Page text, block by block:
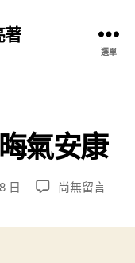
著
選單
氣安康
日
在
尚無留言